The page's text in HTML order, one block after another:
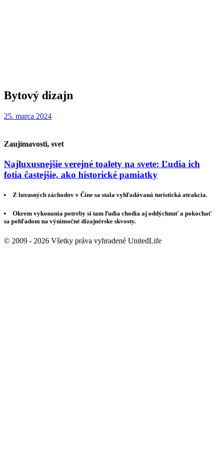
Bytový dizajn
25. marca 2024
Zaujímavosti, svet
Najluxusnejšie verejné toalety na svete: Ľudia ich
fotia častejšie, ako historické pamiatky
Z luxusných záchodov v Číne sa stala vyhľadávaná turistická atrakcia.
Okrem vykonania potreby si tam ľudia chodia aj oddýchnuť a pokochať
sa pohľadom na výnimočné dizajnérske skvosty.
© 2009 - 2026 Všetky práva vyhradené UnitedLife